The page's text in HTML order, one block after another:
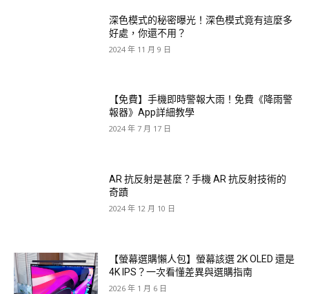
深色模式的秘密曝光！深色模式竟有這麼多
好處，你還不用？
2024 年 11 月 9 日
【免費】手機即時警報大雨！免費《降雨警
報器》App詳細教學
2024 年 7 月 17 日
AR 抗反射是甚麼？手機 AR 抗反射技術的
奇蹟
2024 年 12 月 10 日
【螢幕選購懶人包】螢幕該選 2K OLED 還是
4K IPS？一次看懂差異與選購指南
2026 年 1 月 6 日